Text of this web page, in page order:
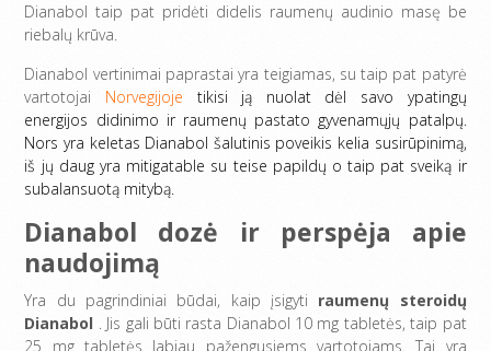
Dianabol taip pat pridėti didelis raumenų audinio masę be
riebalų krūva.
Dianabol vertinimai paprastai yra teigiamas, su taip pat patyrė
vartotojai Norvegijoje tikisi ją nuolat dėl savo ypatingų
energijos didinimo ir raumenų pastato gyvenamųjų patalpų.
Nors yra keletas Dianabol šalutinis poveikis kelia susirūpinimą,
iš jų daug yra mitigatable su teise papildų o taip pat sveiką ir
subalansuotą mitybą.
Dianabol dozė ir perspėja apie
naudojimą
Yra du pagrindiniai būdai, kaip įsigyti raumenų steroidų
Dianabol . Jis gali būti rasta Dianabol 10 mg tabletės, taip pat
25 mg tabletės labiau pažengusiems vartotojams. Tai yra